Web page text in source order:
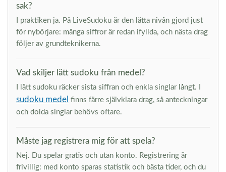
sak?
I praktiken ja. På LiveSudoku är den lätta nivån gjord just
för nybörjare: många siffror är redan ifyllda, och nästa drag
följer av grundteknikerna.
Vad skiljer lätt sudoku från medel?
I lätt sudoku räcker sista siffran och enkla singlar långt. I
sudoku medel finns färre självklara drag, så anteckningar
och dolda singlar behövs oftare.
Måste jag registrera mig för att spela?
Nej. Du spelar gratis och utan konto. Registrering är
frivillig: med konto sparas statistik och bästa tider, och du